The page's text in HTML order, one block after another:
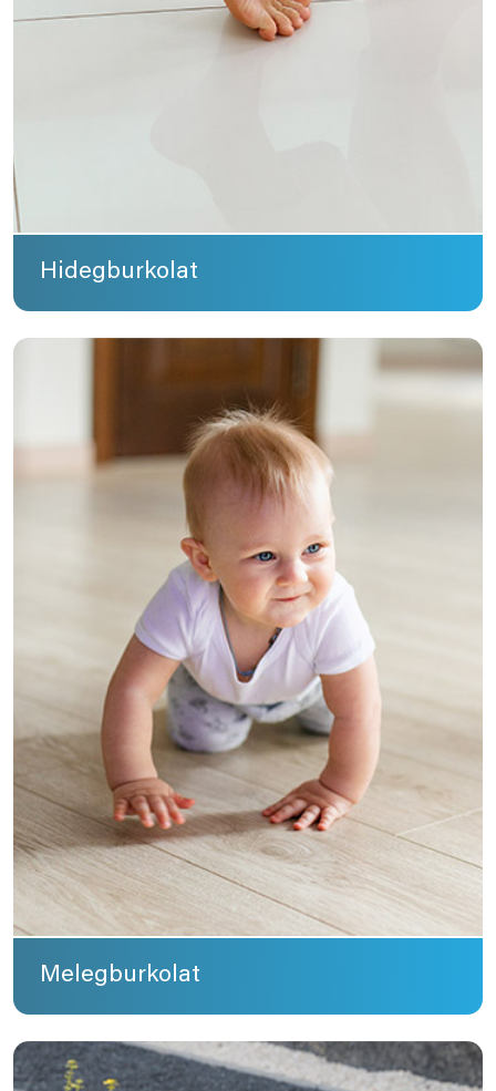
Hidegburkolat
Melegburkolat